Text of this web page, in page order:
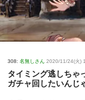
308: 名無しさん 2020/11/24(火)
タイミング逃しちゃ
ガチャ回したいんじ